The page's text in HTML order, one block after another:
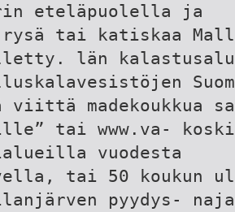
eteläpuolella ja
rysä tai katiskaa
län
viittä madekoukkua
tai www.va-
vuodesta
tai 50 koukun
pyydys-